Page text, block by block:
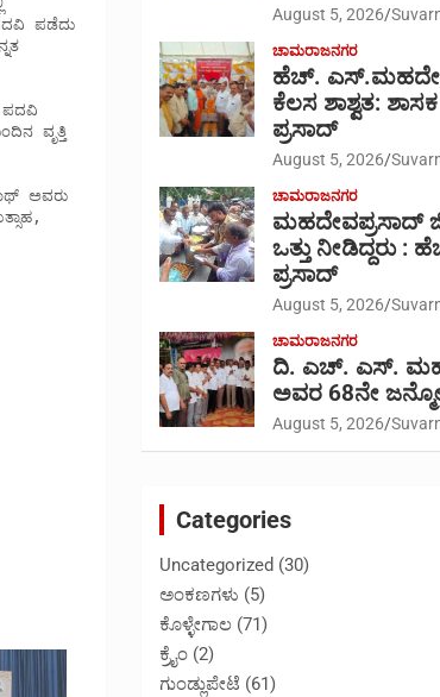
ಪಡೆದು
ವೃತ್ತಿ
August 5, 2026
ಚಾಮರಾಜನಗರ
ಹೆಚ್.
ಕೆಲಸ ಶಾಶ್ವತ:
ಪ್ರಸಾದ್
August 5, 2026
ಚಾಮರಾಜನಗರ
ಮಹದೇವಪ್ರಸಾದ್
ಒತ್ತು ನೀಡಿದ್ದರು
ಪ್ರಸಾದ್
August 5, 2026
ಚಾಮರಾಜನಗರ
ದಿ. ಎಚ್. ಎಸ್.
ಅವರ 68ನೇ
August 5, 2026
Categories
Uncategorized (30)
ಅಂಕಣಗಳು (5)
ಕೊಳ್ಳೇಗಾಲ (71)
ಕ್ರೈಂ (2)
ಗುಂಡ್ಲುಪೇಟೆ (61)